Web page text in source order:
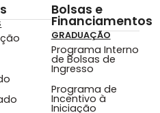
Bolsas e
Financiamentos
GRADUAÇÃO
Programa Interno
de Bolsas de
Ingresso
Programa de
Incentivo à
Iniciação